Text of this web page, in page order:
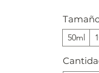
50ml